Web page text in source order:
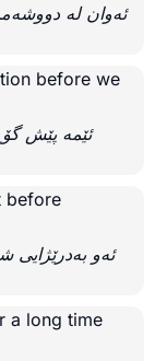
ئه‌وان له‌
before we
ئێمە پێش
before
ئه‌و
a long time